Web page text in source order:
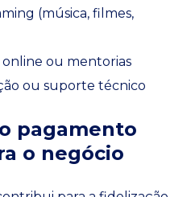
(música, filmes,
online ou mentorias
ou suporte técnico
pagamento
o negócio